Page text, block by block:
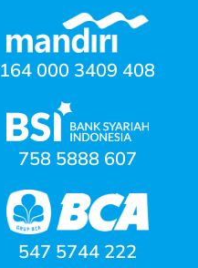
164 000 3409 408
758 5888 607
547 5744 222